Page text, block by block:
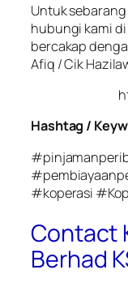
Untuk
hubungi kami di
bercakap
Afiq / Cik
Hashtag /
#koperasi
Contact
Berhad